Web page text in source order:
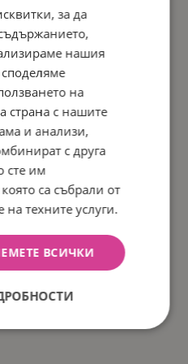
Тъй като
да се постави на всяка
за отбелязване на
см
см
за да
нашия
на
страна с нашите
и анализи,
с друга
сте им
са събрали от
техните услуги.
ВСИЧКИ